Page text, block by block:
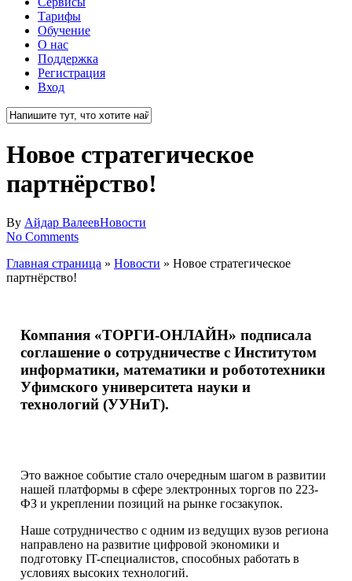
Тарифы
Обучение
О нас
Поддержка
Регистрация
Вход
Search
Новое стратегическое
партнёрство!
By Айдар ВалеевНовости
No Comments
Главная страница » Новости » Новое стратегическое
партнёрство!
Компания «ТОРГИ-ОНЛАЙН» подписала
соглашение о сотрудничестве с Институтом
информатики, математики и робототехники
Уфимского университета науки и
технологий (УУНиТ).
Это важное событие стало очередным шагом в развитии
нашей платформы в сфере электронных торгов по 223-
ФЗ и укреплении позиций на рынке госзакупок.
Наше сотрудничество с одним из ведущих вузов региона
направлено на развитие цифровой экономики и
подготовку IT-специалистов, способных работать в
условиях высоких технологий.